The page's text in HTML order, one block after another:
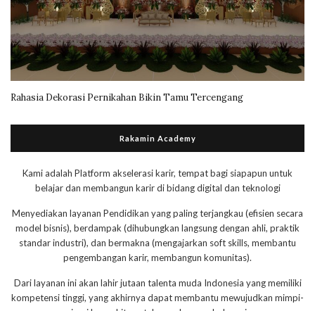
Rahasia Dekorasi Pernikahan Bikin Tamu Tercengang
Rakamin Academy
Kami adalah Platform akselerasi karir, tempat bagi siapapun untuk
belajar dan membangun karir di bidang digital dan teknologi
Menyediakan layanan Pendidikan yang paling terjangkau (efisien secara
model bisnis), berdampak (dihubungkan langsung dengan ahli, praktik
standar industri), dan bermakna (mengajarkan soft skills, membantu
pengembangan karir, membangun komunitas).
Dari layanan ini akan lahir jutaan talenta muda Indonesia yang memiliki
kompetensi tinggi, yang akhirnya dapat membantu mewujudkan mimpi-